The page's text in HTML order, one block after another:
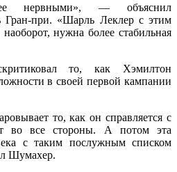
нервными», — объяснил
Гран-при. «Шарль Леклер с этим
нужна более стабильная
то, как Хэмилтон
в своей первой кампании
то, как он справляется с
во все стороны. А потом эта
с таким послужным списком
Шумахер.